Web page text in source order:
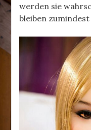
werden sie
bleiben